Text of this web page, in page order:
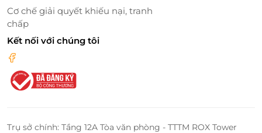
Cơ chế giải quyết khiếu nại, tranh
chấp
Kết nối với chúng tôi
Trụ sở chính: Tầng 12A Tòa văn phòng - TTTM ROX Tower